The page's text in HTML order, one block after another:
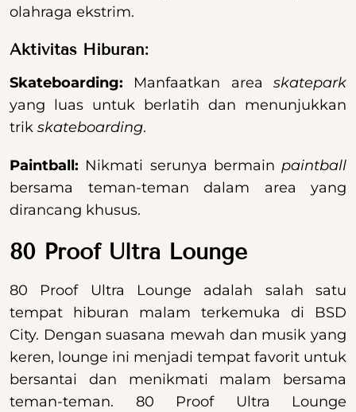
olahraga ekstrim.
Aktivitas Hiburan:
Skateboarding: Manfaatkan area skatepark
yang luas untuk berlatih dan menunjukkan
trik skateboarding.
Paintball: Nikmati serunya bermain paintball
bersama teman-teman dalam area yang
dirancang khusus.
80 Proof Ultra Lounge
80 Proof Ultra Lounge adalah salah satu
tempat hiburan malam terkemuka di BSD
City. Dengan suasana mewah dan musik yang
keren, lounge ini menjadi tempat favorit untuk
bersantai dan menikmati malam bersama
teman-teman. 80 Proof Ultra Lounge